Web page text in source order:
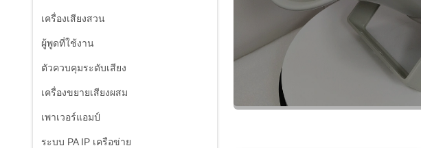
เครื่องเสียงสวน
ผู้พูดที่ใช้งาน
ตัวควบคุมระดับเสียง
เครื่องขยายเสียงผสม
เพาเวอร์แอมป์
ระบบ PA IP เครือข่าย